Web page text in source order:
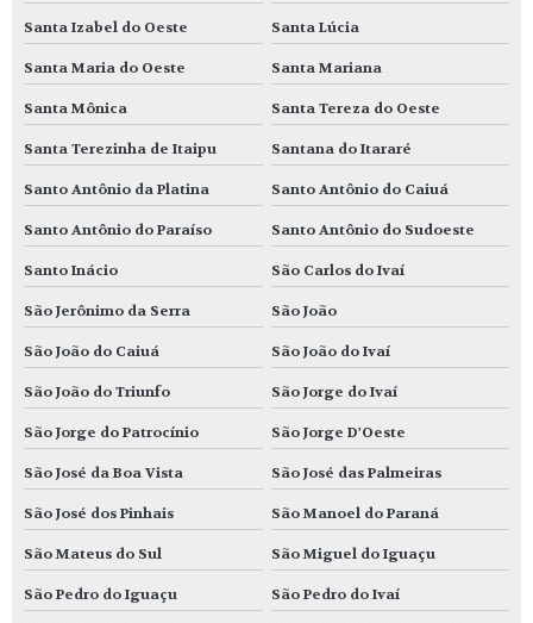
Santa Izabel do Oeste Santa Lúcia
Santa Maria do Oeste Santa Mariana
Santa Mônica Santa Tereza do Oeste
Santa Terezinha de Itaipu Santana do Itararé
Santo Antônio da Platina Santo Antônio do Caiuá
Santo Antônio do Paraíso Santo Antônio do Sudoeste
Santo Inácio São Carlos do Ivaí
São Jerônimo da Serra São João
São João do Caiuá São João do Ivaí
São João do Triunfo São Jorge do Ivaí
São Jorge do Patrocínio São Jorge D'Oeste
São José da Boa Vista São José das Palmeiras
São José dos Pinhais São Manoel do Paraná
São Mateus do Sul São Miguel do Iguaçu
São Pedro do Iguaçu São Pedro do Ivaí